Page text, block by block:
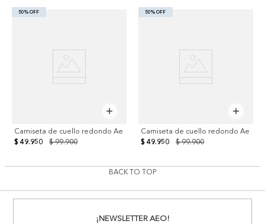
50% OFF
Camiseta de cuello redondo Ae
$ 99.900
$ 49.950
50% OFF
Camiseta de cuello redondo Ae
$ 99.900
$ 49.950
BACK TO TOP
¡NEWSLETTER AEO!